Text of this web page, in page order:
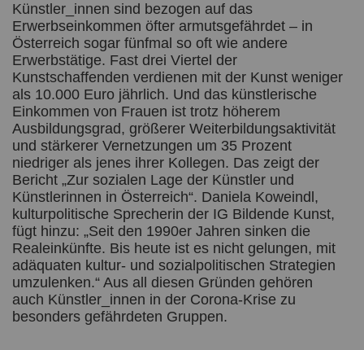
Künstler_innen sind bezogen auf das
Erwerbseinkommen öfter armutsgefährdet – in
Österreich sogar fünfmal so oft wie andere
Erwerbstätige. Fast drei Viertel der
Kunstschaffenden verdienen mit der Kunst weniger
als 10.000 Euro jährlich. Und das künstlerische
Einkommen von Frauen ist trotz höherem
Ausbildungsgrad, größerer Weiterbildungsaktivität
und stärkerer Vernetzungen um 35 Prozent
niedriger als jenes ihrer Kollegen. Das zeigt der
Bericht „Zur sozialen Lage der Künstler und
Künstlerinnen in Österreich“. Daniela Koweindl,
kulturpolitische Sprecherin der IG Bildende Kunst,
fügt hinzu: „Seit den 1990er Jahren sinken die
Realeinkünfte. Bis heute ist es nicht gelungen, mit
adäquaten kultur- und sozialpolitischen Strategien
umzulenken.“ Aus all diesen Gründen gehören
auch Künstler_innen in der Corona-Krise zu
besonders gefährdeten Gruppen.